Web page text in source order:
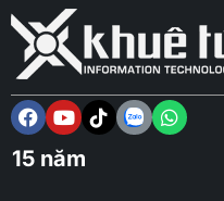
15 năm